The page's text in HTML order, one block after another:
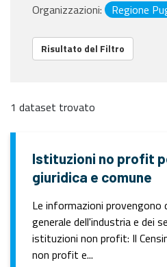
Organizzazioni:
Regione
Risultato del Filtro
1 dataset trovato
Istituzioni no profit
giuridica e comune
Le informazioni provengono
generale dell'industria e dei
istituzioni non profit: Il
non profit e...